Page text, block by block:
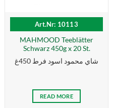
Art.Nr: 10113
MAHMOOD Teeblätter
Schwarz 450g x 20 St.
شاي محمود اسود فرط 450غ
READ MORE